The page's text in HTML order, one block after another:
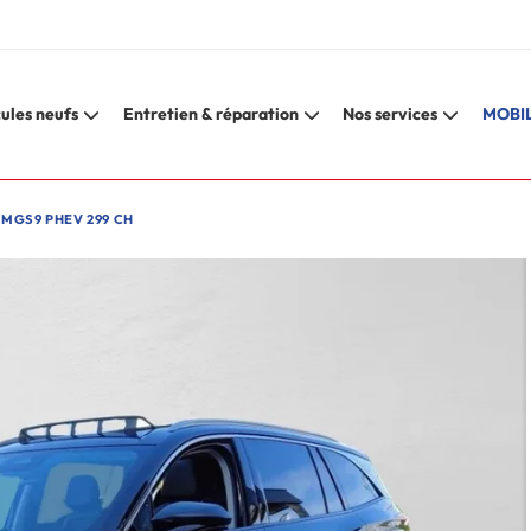
neufs Entretien & réparation Nos services
PHEV 299 CH